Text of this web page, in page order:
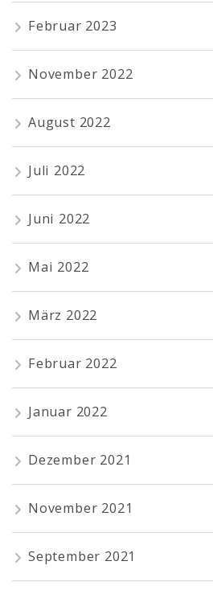
Februar 2023
November 2022
August 2022
Juli 2022
Juni 2022
Mai 2022
März 2022
Februar 2022
Januar 2022
Dezember 2021
November 2021
September 2021